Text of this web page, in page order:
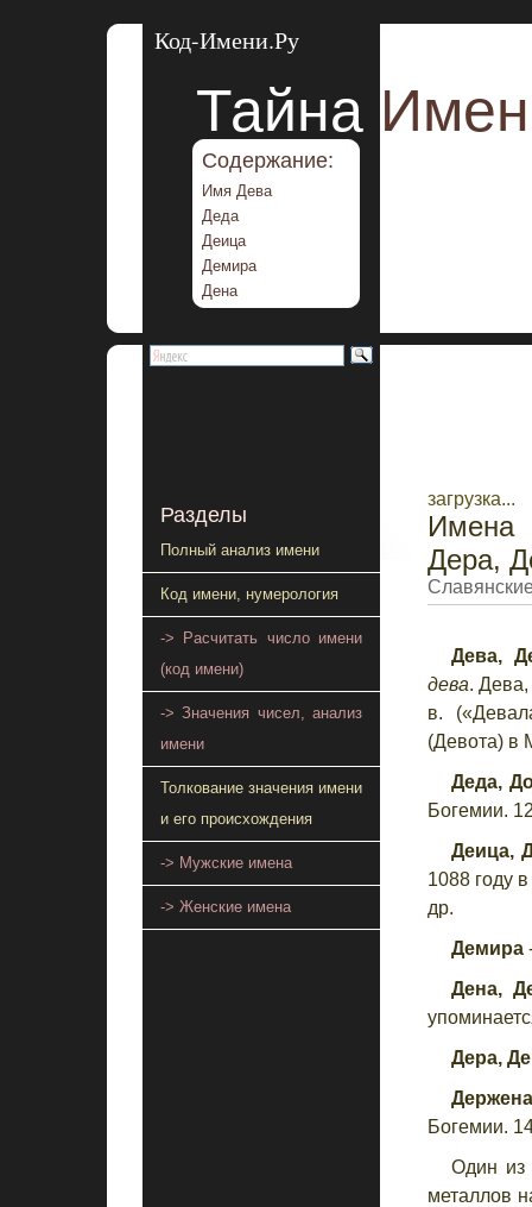
Код-Имени.Ру
Тайна
Содержание:
Имя Дева
Деда
Деица
Демира
Дена
загрузка...
Имена
Дера,
Дева,
дева.
в.
(Девота) в
Деда,
Богемии.
Деица,
1088 году
др.
Демира
Дена,
Дера,
Богемии.
Один из
металлов
Разделы
Полный анализ имени
Код имени, нумерология
-> Расчитать число имени
(код имени)
-> Значения чисел, анализ
имени
Толкование значения имени
и его происхождения
-> Мужские имена
-> Женские имена